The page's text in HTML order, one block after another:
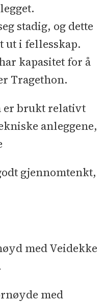
stadig, og dette
ut i fellesskap.
kapasitet for å
Tragethon.
er brukt relativt
anleggene,
gjennomtenkt,
med Veidekke
med